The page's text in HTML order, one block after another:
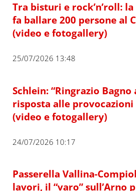
Tra bisturi e rock’n’roll: la
fa ballare 200 persone al
(video e fotogallery)
25/07/2026 13:48
Schlein: “Ringrazio
risposta alle provocazioni
(video e fotogallery)
24/07/2026 10:17
Passerella Vallina-
lavori, il “varo” sull’Arno